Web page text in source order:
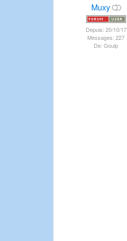
Muxy
Depuis: 20/10/17
Messages: 227
De: Goulp